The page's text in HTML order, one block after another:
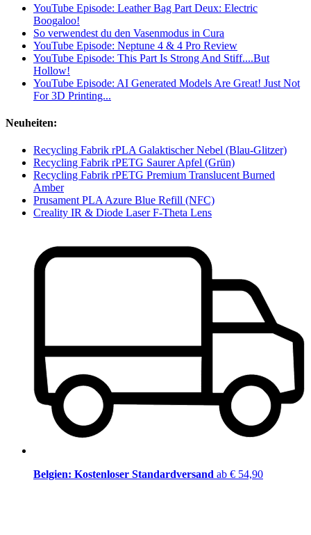
YouTube Episode: Leather Bag Part Deux: Electric
Boogaloo!
So verwendest du den Vasenmodus in Cura
YouTube Episode: Neptune 4 & 4 Pro Review
YouTube Episode: This Part Is Strong And Stiff....But
Hollow!
YouTube Episode: AI Generated Models Are Great! Just Not
For 3D Printing...
Neuheiten:
Recycling Fabrik rPLA Galaktischer Nebel (Blau-Glitzer)
Recycling Fabrik rPETG Saurer Apfel (Grün)
Recycling Fabrik rPETG Premium Translucent Burned
Amber
Prusament PLA Azure Blue Refill (NFC)
Creality IR & Diode Laser F-Theta Lens
Belgien: Kostenloser Standardversand ab € 54,90